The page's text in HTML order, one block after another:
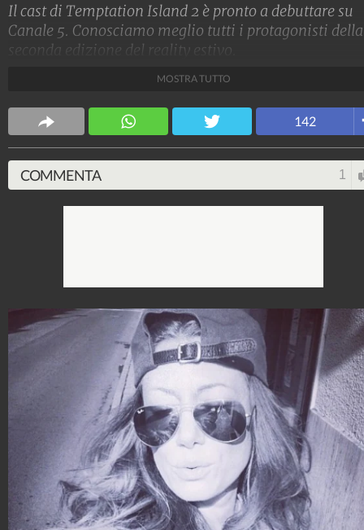
Il cast di Temptation Island 2 è pronto a debuttare su
Canale 5. Conosciamo meglio tutti i protagonisti della
seconda edizione del reality estivo.
Spettacolo FanpageMOSTRA TUTTO
142
COMMENTA 1